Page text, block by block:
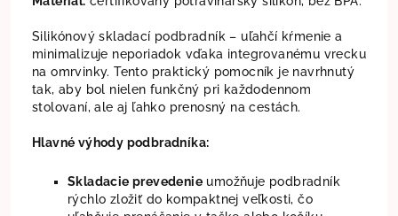
Silikónový skladací podbradník – uľahčí kŕmenie a
minimalizuje neporiadok vďaka integrovanému vrecku
na omrvinky. Tento praktický pomocník je navrhnutý
tak, aby bol nielen funkčný pri každodennom
stolovaní, ale aj ľahko prenosný na cestách.
Hlavné výhody podbradníka:
Skladacie prevedenie umožňuje podbradník
rýchlo zložiť do kompaktnej veľkosti, čo